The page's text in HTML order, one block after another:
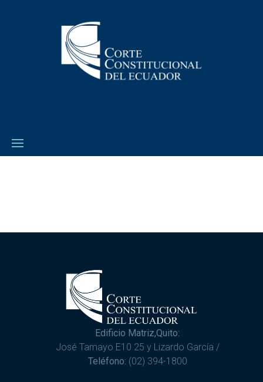
Edificio Matriz,Quito:
José Tamayo E10 25 y Lizardo García /
Teléfono: (02) 394-1800